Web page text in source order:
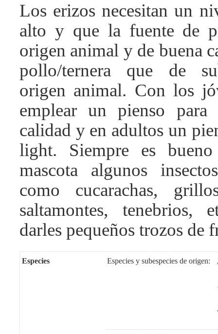
Los erizos necesitan un
alto y que la fuente de
origen animal y de buena
pollo/ternera que de
origen animal. Con los
emplear un pienso
calidad y en adultos un
light. Siempre es
mascota algunos
como cucarachas,
saltamontes, tenebrios,
darles pequeños trozos de
Especies Especies y subespecies de origen: